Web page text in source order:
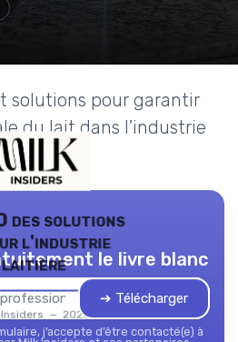
solutions pour garantir
du lait dans l'industrie
des solutions
l'industrie
laitière
Insiders — 2026
le livre blanc
➔ Télécharger
j’accepte d’être contacté(e) à